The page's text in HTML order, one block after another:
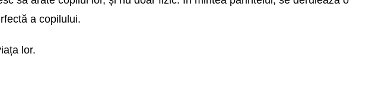
a copilului.
lor.